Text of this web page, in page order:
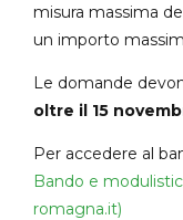
misura massima
un importo
Le domande
oltre il 15
Per accedere al
Bando e
romagna.it)